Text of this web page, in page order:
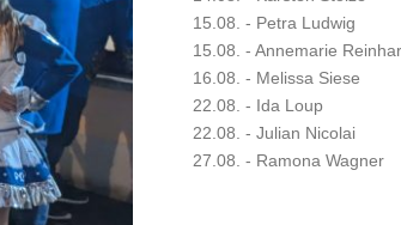
15.08. - Petra Ludwig
15.08. - Annemarie
16.08. - Melissa Siese
22.08. - Ida Loup
22.08. - Julian Nicolai
27.08. - Ramona Wagner